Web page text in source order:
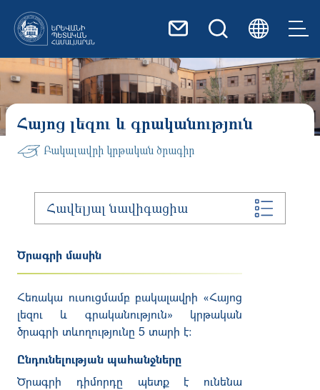
Հայոց լեզու և գրականություն
Բակալավրի կրթական ծրագիր
Հավելյալ նավիգացիա
Ծրագրի մասին
Հեռակա ուսուցմամբ բակալավրի «Հայոց
լեզու
և գրականություն» կրթական
ծրագրի տևողությունը 5 տարի է։
Ընդունելության պահանջները
Ծրագրի
դիմորդը պետք է
ունենա